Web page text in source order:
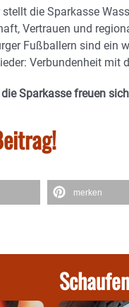
die Sparkasse
Vertrauen und
Fußballern sind ein
Verbundenheit mit
Sparkasse freuen
merken